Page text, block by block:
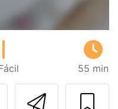
55 min
Imprima
com o autor